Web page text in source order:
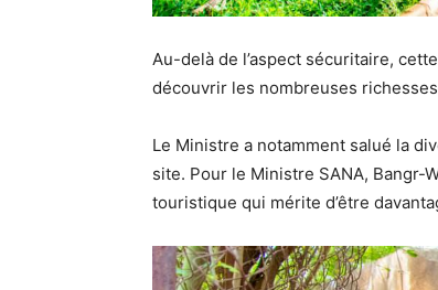
Au-delà de l’aspect sécuritaire,
découvrir les nombreuses
Le Ministre a notamment salué la
site. Pour le Ministre SANA, Bangr-
touristique qui mérite d’être